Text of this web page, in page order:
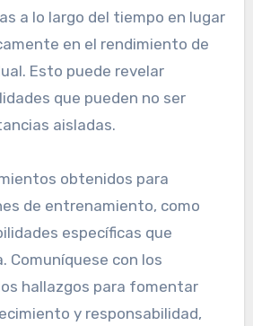
a lo largo del tiempo en lugar
en el rendimiento de
Esto puede revelar
que pueden no ser
aisladas.
obtenidos para
de entrenamiento, como
específicas que
Comuníquese con los
hallazgos para fomentar
y responsabilidad,